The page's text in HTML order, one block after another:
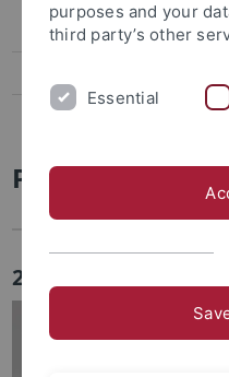
Forschungsstelle Elie Wiesel
Zeitschrift für christlich-
Publikationen
2026
purposes and your
third party’s other
Essential